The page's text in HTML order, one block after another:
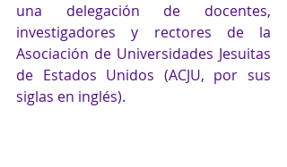
una delegación de docentes,
investigadores y rectores de la
Asociación de Universidades Jesuitas
de Estados Unidos (ACJU, por sus
siglas en inglés).